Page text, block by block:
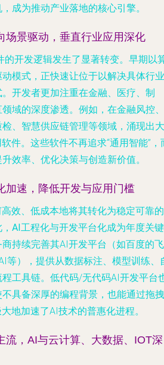
成为推动产业落地的核心引擎。
场景驱动，垂直行业应用深化
的开发逻辑发生了显著转变。早期以
模式，正快速让位于以解决具体行业
。开发者更加注重在金融、医疗、制
域的深度渗透。例如，在金融风控、
、智慧供应链管理等领域，涌现出大
件。这些软件不再追求“通用智能”，
效率、优化决策与创造新价值。
加速，降低开发与应用门槛
效、低成本地将其转化为稳定可靠的
AI工程化与开发平台化成为年度关键
持续完善其AI开发平台（如百度的飞
等），提供从数据标注、模型训练、
工具链。低代码/无代码AI开发平台
具备深厚的编程背景，也能通过拖拽
地加速了AI技术的普惠化进程。
流，AI与云计算、大数据、IOT深